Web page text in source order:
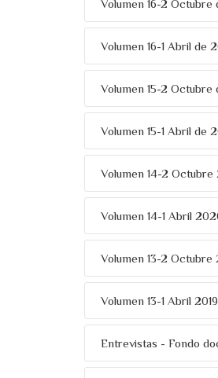
Volumen 16-2 Octubre
Volumen 16-1 Abril de
Volumen 15-2 Octubre
Volumen 15-1 Abril de
Volumen 14-2
Volumen 14-1 Abril
Volumen 13-2 Octubre
Volumen 13-1 Abril 2019
Entrevistas - Fondo